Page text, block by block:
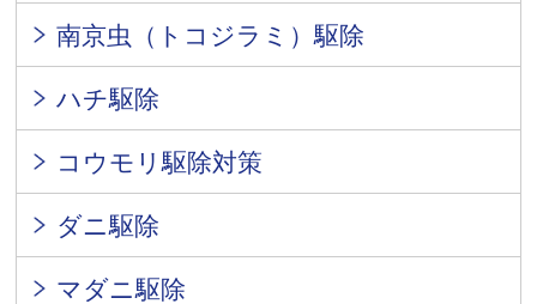
南京虫（トコジラミ）駆除
ハチ駆除
コウモリ駆除対策
ダニ駆除
マダニ駆除